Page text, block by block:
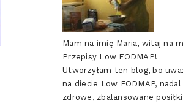
Mam na imię Maria, witaj na
Przepisy Low FODMAP!
Utworzyłam ten blog, bo
na diecie Low FODMAP,
zdrowe, zbalansowane